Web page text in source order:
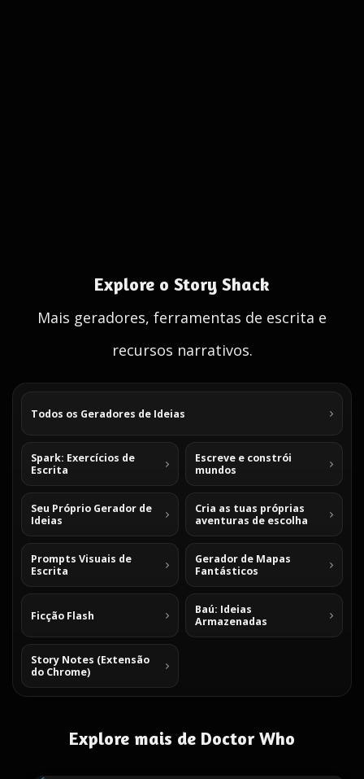
Explore o Story Shack
Mais geradores, ferramentas de escrita e
recursos narrativos.
Todos os Geradores de Ideias
Spark: Exercícios de
Escrita
Escreve e constrói
mundos
Seu Próprio Gerador de
Ideias
Cria as tuas próprias
aventuras de escolha
Prompts Visuais de
Escrita
Gerador de Mapas
Fantásticos
Ficção Flash
Baú: Ideias
Armazenadas
Story Notes (Extensão
do Chrome)
Explore mais de Doctor Who